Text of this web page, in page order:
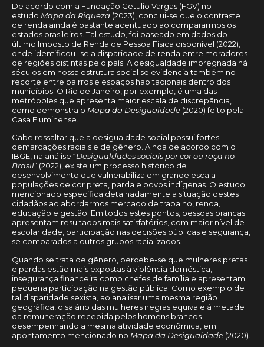
De acordo com a Fundação Getulio Vargas (FGV) no
estudo Mapa da Riqueza (2023), conclui-se que o contraste
de renda ainda é bastante acentuado ao compararmos os
estados brasileiros. Tal estudo, foi baseado em dados do
último Imposto de Renda de Pessoa Física disponível (2022),
onde identificou- se a disparidade de renda entre moradores
de regiões distintas pelo país. A desigualdade impregnada há
séculos em nossa estrutura social se evidencia também no
recorte entre bairros e espaços habitacionais dentro dos
municípios. O Rio de Janeiro, por exemplo, é uma das
metrópoles que apresenta maior escala de discrepância,
como demonstra o Mapa da Desigualdade (2020) feito pela
Casa Fluminense.
Cabe ressaltar que a desigualdade social possui fortes
demarcações raciais e de gênero. Ainda de acordo com o
IBGE, na análise “Desigualdades sociais por cor ou raça no
Brasil” (2022), existe um processo histórico de
desenvolvimento que vulnerabiliza em grande escala
populações de cor preta, parda e povos indígenas. O estudo
mencionado especifica detalhadamente a situação destes
cidadãos ao abordarmos mercado de trabalho, renda,
educação e gestão. Em todos estes pontos, pessoas brancas
apresentam resultados mais satisfatórios, com maior nível de
escolaridade, participação nas decisões públicas e segurança,
se comparados a outros grupos racializados.
Quando se trata de gênero, percebe-se que mulheres pretas
e pardas estão mais expostas à violência doméstica,
insegurança financeira como chefes de família e apresentam
pequena participação na gestão pública. Como exemplo de
tal disparidade sexista, ao analisar uma mesma região
geográfica, o salário das mulheres negras equivale à metade
da remuneração recebida pelos homens brancos
desempenhando a mesma atividade econômica, em
apontamento mencionado no Mapa da Desigualdade (2020).